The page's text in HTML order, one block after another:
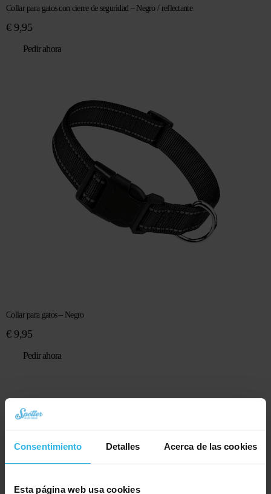
Consentimiento Detalles Acerca de las cookies
Esta página web usa cookies
Collar para gatos con cierre de seguridad – Negro / reflectante
€9,95
Pedir ahora
Collar para gatos – Negro
€9,95
Pedir ahora